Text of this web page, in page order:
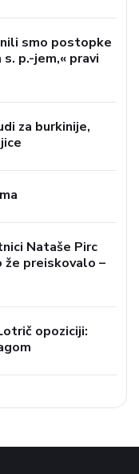
smo postopke
p.-jem,« pravi
za burkinije,
Nataše Pirc
že preiskovalo –
opoziciji: